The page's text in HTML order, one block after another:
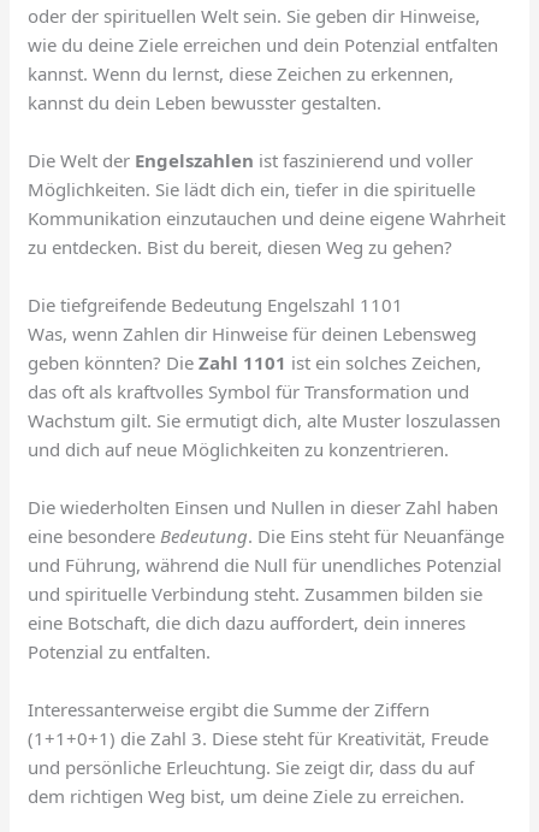
oder der spirituellen Welt sein. Sie geben dir Hinweise,
wie du deine Ziele erreichen und dein Potenzial entfalten
kannst. Wenn du lernst, diese Zeichen zu erkennen,
kannst du dein Leben bewusster gestalten.
Die Welt der Engelszahlen ist faszinierend und voller
Möglichkeiten. Sie lädt dich ein, tiefer in die spirituelle
Kommunikation einzutauchen und deine eigene Wahrheit
zu entdecken. Bist du bereit, diesen Weg zu gehen?
Die tiefgreifende Bedeutung Engelszahl 1101
Was, wenn Zahlen dir Hinweise für deinen Lebensweg
geben könnten? DieZahl 1101 ist ein solches Zeichen,
das oft als kraftvolles Symbol für Transformation und
Wachstum gilt. Sie ermutigt dich, alte Muster loszulassen
und dich auf neue Möglichkeiten zu konzentrieren.
Die wiederholten Einsen und Nullen in dieser Zahl haben
eine besondere Bedeutung. Die Eins steht für Neuanfänge
und Führung, während die Null für unendliches Potenzial
und spirituelle Verbindung steht. Zusammen bilden sie
eine Botschaft, die dich dazu auffordert, dein inneres
Potenzial zu entfalten.
Interessanterweise ergibt die Summe der Ziffern
(1+1+0+1) die Zahl 3. Diese steht für Kreativität, Freude
und persönliche Erleuchtung. Sie zeigt dir, dass du auf
dem richtigen Weg bist, um deine Ziele zu erreichen.